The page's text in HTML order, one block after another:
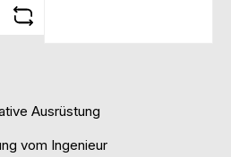
Ausrüstung
vom Ingenieur